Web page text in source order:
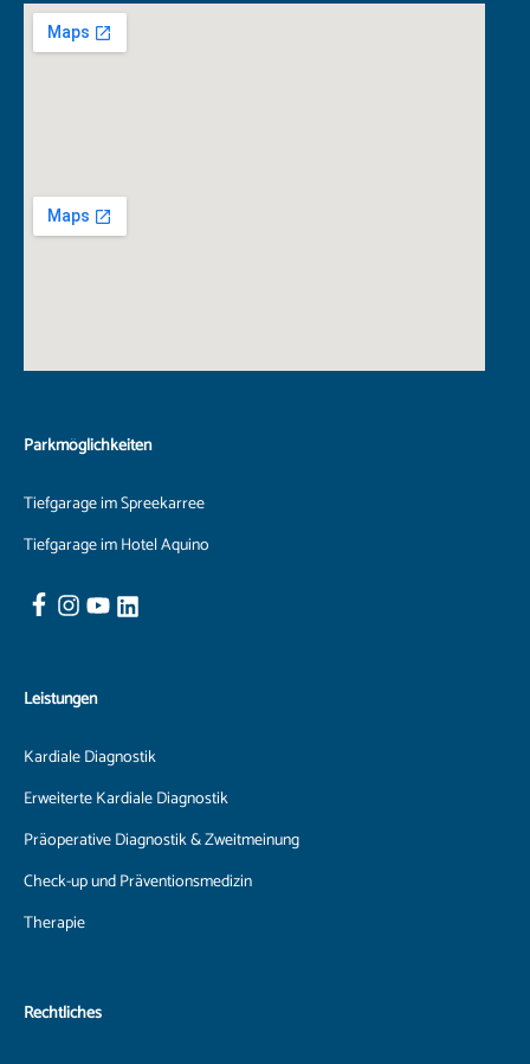
Parkmöglichkeiten
Tiefgarage im Spreekarree
Tiefgarage im Hotel Aquino
Leistungen
Kardiale Diagnostik
Erweiterte Kardiale Diagnostik
Präoperative Diagnostik & Zweitmeinung
Check-up und Präventionsmedizin
Therapie
Rechtliches